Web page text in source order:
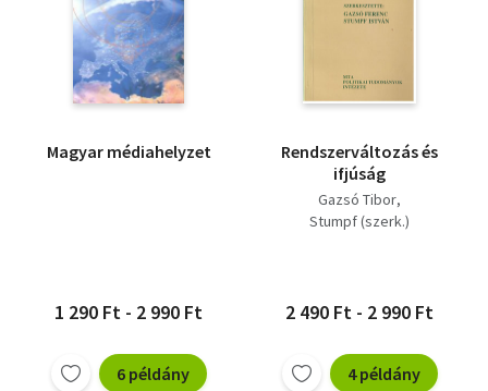
Magyar médiahelyzet
1 290 Ft - 2 990 Ft
6 példány
Rendszerváltozás és
ifjúság
Gazsó Tibor
Stumpf (szerk.)
2 490 Ft - 2 990 Ft
4 példány